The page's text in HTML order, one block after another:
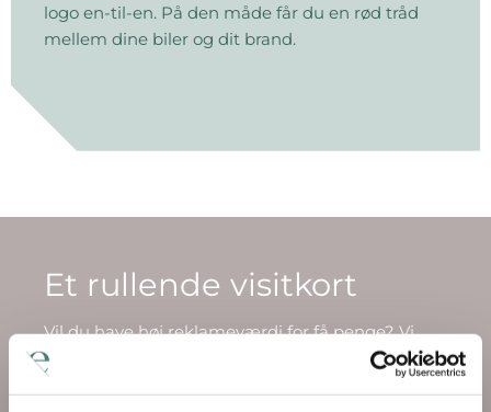
logo en-til-en. På den måde får du en rød tråd
mellem dine biler og dit brand.
Et rullende visitkort
Vil du have høj reklameværdi for få penge? Vi
kan hjælpe dig med at omdanne din firmabil til
et rullende visitkort. Vores dygtige hold designer